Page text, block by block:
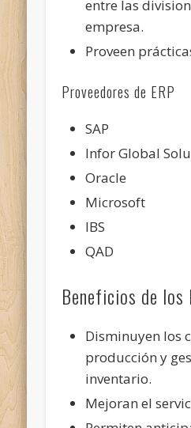
entre las
empresa.
Proveen
Proveedores de ERP
SAP
Infor Global
Oracle
Microsoft
IBS
QAD
Beneficios de los
Disminuyen los
producción y
inventario.
Mejoran el